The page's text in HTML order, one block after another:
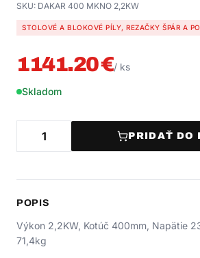
SKU: DAKAR 400 MKNO 2,2KW
STOLOVÉ A BLOKOVÉ PÍLY, REZAČKY ŠPÁR A
1141.20€/ ks
Skladom
PRIDAŤ DO
POPIS
Výkon 2,2KW, Kotúč 400mm, Napätie
71,4kg